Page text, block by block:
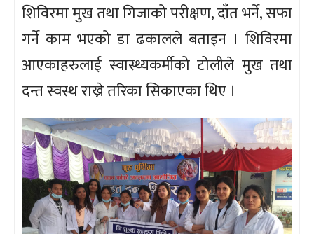
शिविरमा मुख तथा गिजाको परीक्षण, दाँत भर्ने, सफा
गर्ने काम भएको डा ढकालले बताइन । शिविरमा
आएकाहरुलाई स्वास्थ्यकर्मीको टोलीले मुख तथा
दन्त स्वस्थ राख्ने तरिका सिकाएका थिए ।